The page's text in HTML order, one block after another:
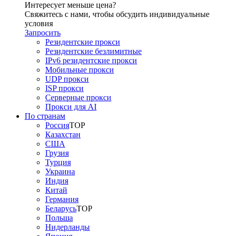
Интересует меньше цена?
Свяжитесь с нами, чтобы обсудить индивидуальные
условия
Запросить
Резидентские прокси
Резидентские безлимитные
IPv6 резидентские прокси
Мобильные прокси
UDP прокси
ISP прокси
Серверные прокси
Прокси для AI
По странам
РоссияTOP
Казахстан
США
Грузия
Турция
Украина
Индия
Китай
Германия
БеларусьTOP
Польша
Нидерланды